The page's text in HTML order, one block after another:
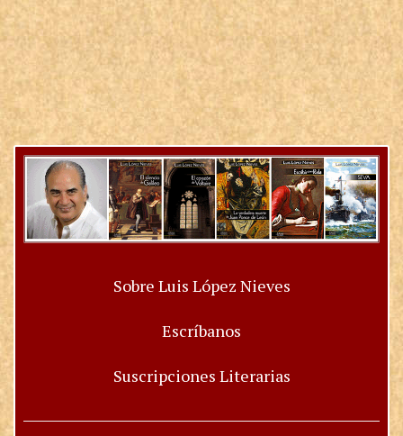
Sobre Luis López Nieves
Escríbanos
Suscripciones Literarias